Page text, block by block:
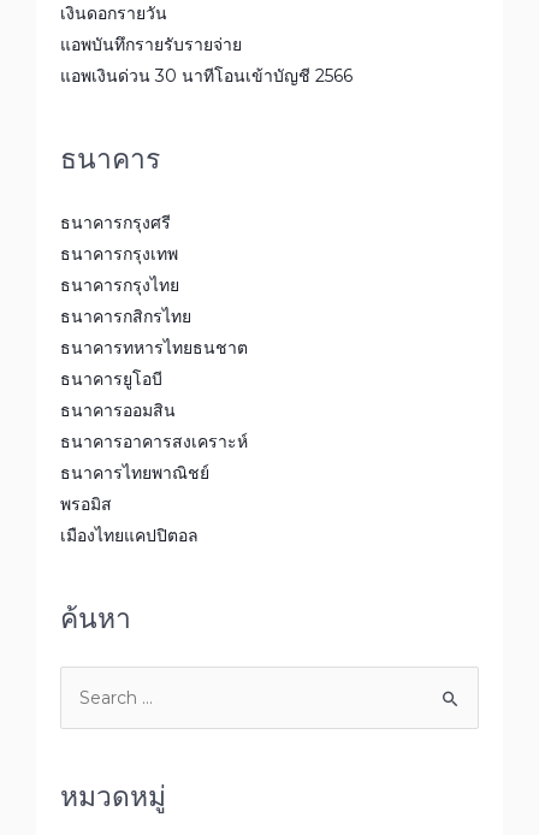
เงินดอกรายวัน
แอพบันทึกรายรับรายจ่าย
แอพเงินด่วน 30 นาทีโอนเข้าบัญชี 2566
ธนาคาร
ธนาคารกรุงศรี
ธนาคารกรุงเทพ
ธนาคารกรุงไทย
ธนาคารกสิกรไทย
ธนาคารทหารไทยธนชาต
ธนาคารยูโอบี
ธนาคารออมสิน
ธนาคารอาคารสงเคราะห์
ธนาคารไทยพาณิชย์
พรอมิส
เมืองไทยแคปปิตอล
ค้นหา
หมวดหมู่